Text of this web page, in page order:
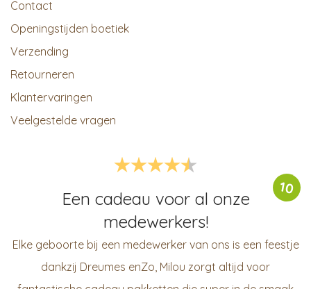
Contact
Openingstijden boetiek
Verzending
Retourneren
Klantervaringen
Veelgestelde vragen
10
Een cadeau voor al onze
medewerkers!
Elke geboorte bij een medewerker van ons is een feestje
dankzij Dreumes enZo, Milou zorgt altijd voor